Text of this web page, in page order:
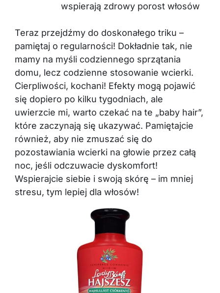
wspierają zdrowy porost włosów
Teraz przejdźmy do doskonałego triku –
pamiętaj o regularności! Dokładnie tak, nie
mamy na myśli codziennego sprzątania
domu, lecz codzienne stosowanie wcierki.
Cierpliwości, kochani! Efekty mogą pojawić
się dopiero po kilku tygodniach, ale
uwierzcie mi, warto czekać na te „baby hair”,
które zaczynają się ukazywać. Pamiętajcie
również, aby nie zmuszać się do
pozostawiania wcierki na głowie przez całą
noc, jeśli odczuwacie dyskomfort!
Wspierajcie siebie i swoją skórę – im mniej
stresu, tym lepiej dla włosów!